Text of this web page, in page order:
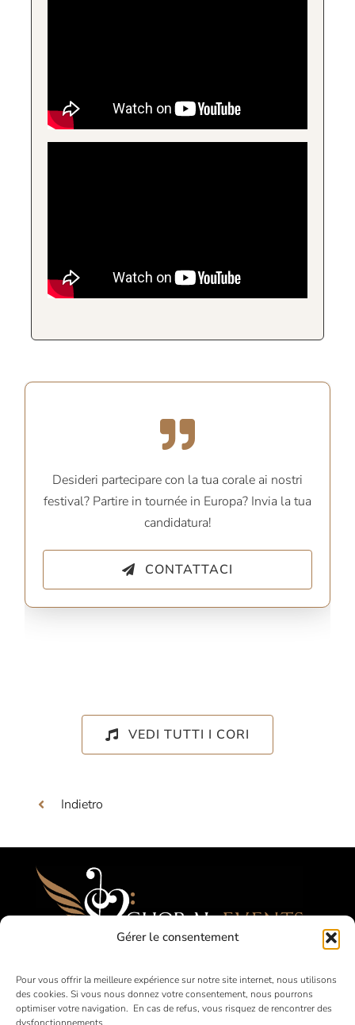
Gérer le consentement
Pour vous offrir la meilleure expérience sur notre site internet, nous utilisons
des cookies. Si vous nous donnez votre consentement, nous pourrons
optimiser votre navigation. En cas de refus, vous risquez de rencontrer des
Desideri partecipare con la tua corale ai nostri
festival? Partire in tournée in Europa? Invia la tua
candidatura!
CONTATTACI
VEDI TUTTI I CORI
Indietro
Festival, Concorsi, Tournées per Cori
Amatoriali